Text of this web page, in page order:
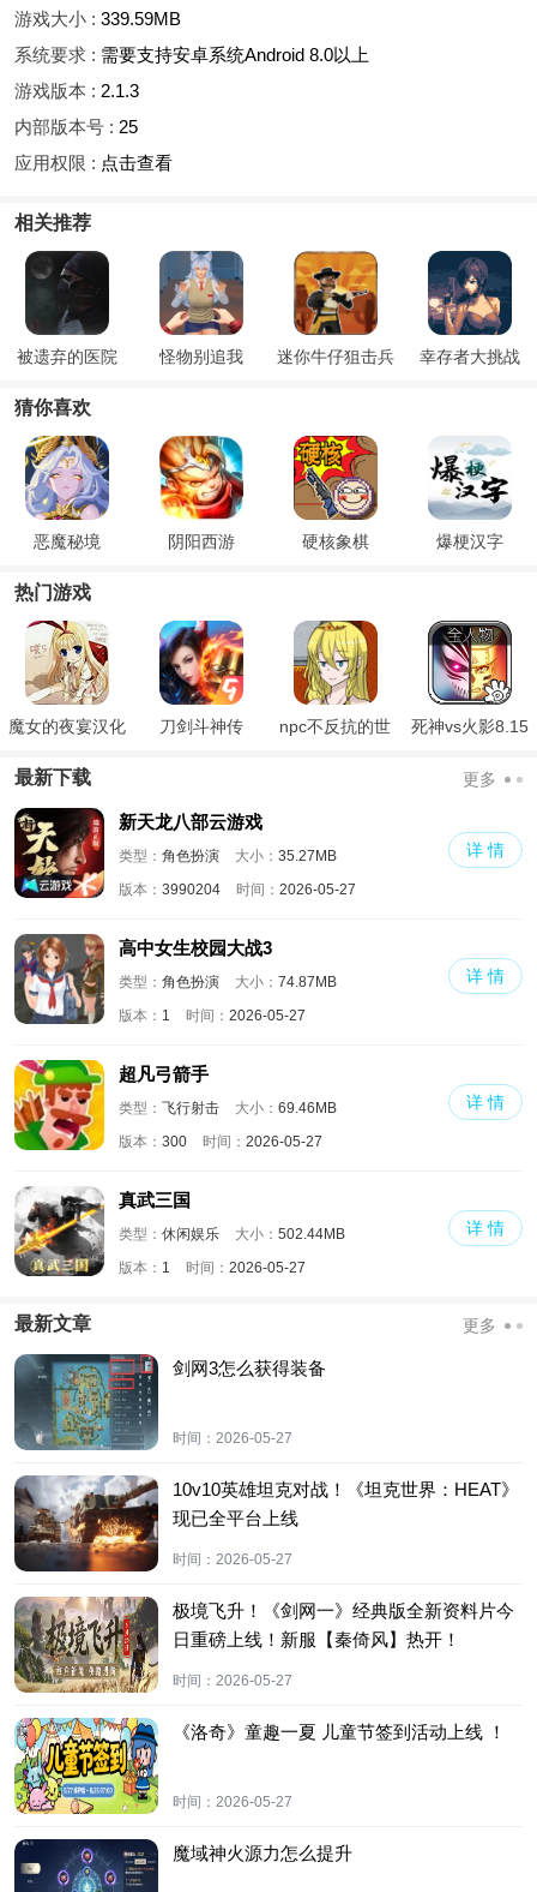
游戏大小 : 339.59MB
系统要求 : 需要支持安卓系统Android 8.0以上
游戏版本 : 2.1.3
内部版本号 : 25
应用权限 : 点击查看
相关推荐
被遗弃的医院 怪物别追我
迷你牛仔狙击兵
幸存者大挑战
猜你喜欢
恶魔秘境 阴阳西游 硬核象棋 爆梗汉字
热门游戏
魔女的夜宴汉化
刀剑斗神传
npc不反抗的世
死神vs火影8.15
最新下载 更多
新天龙八部云游戏
类型： 角色扮演 大小： 35.27MB
版本： 3990204 时间： 2026-05-27
详 情
高中女生校园大战3
类型： 角色扮演 大小： 74.87MB
版本： 1 时间： 2026-05-27
详 情
超凡弓箭手
类型： 飞行射击 大小： 69.46MB
版本： 300 时间： 2026-05-27
详 情
真武三国
类型： 休闲娱乐 大小： 502.44MB
版本： 1 时间： 2026-05-27
详 情
最新文章 更多
剑网3怎么获得装备
时间： 2026-05-27
10v10英雄坦克对战！《坦克世界：HEAT》
现已全平台上线
时间： 2026-05-27
极境飞升！《剑网一》经典版全新资料片今
日重磅上线！新服【秦倚风】热开！
时间： 2026-05-27
《洛奇》童趣一夏 儿童节签到活动上线 ！
时间： 2026-05-27
魔域神火源力怎么提升